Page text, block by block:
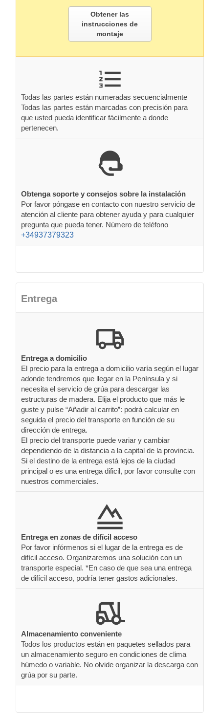
Obtener las
instrucciones de
montaje
Todas las partes están numeradas secuencialmente
Todas las partes están marcadas con precisión para
que usted pueda identificar fácilmente a donde
pertenecen.
Obtenga soporte y consejos sobre la instalación
Por favor póngase en contacto con nuestro servicio de
atención al cliente para obtener ayuda y para cualquier
pregunta que pueda tener. Número de teléfono
+34937379323
Entrega
Entrega a domicilio
El precio para la entrega a domicilio varía según el lugar
adonde tendremos que llegar en la Península y si
necesita el servicio de grúa para descargar las
estructuras de madera. Elija el producto que más le
guste y pulse “Añadir al carrito”: podrá calcular en
seguida el precio del transporte en función de su
dirección de entrega.
El precio del transporte puede variar y cambiar
dependiendo de la distancia a la capital de la provincia.
Si el destino de la entrega está lejos de la ciudad
principal o es una entrega dificil, por favor consulte con
nuestros commerciales.
Entrega en zonas de difícil acceso
Por favor infórmenos si el lugar de la entrega es de
difícil acceso. Organizaremos una solución con un
transporte especial. *En caso de que sea una entrega
de difícil acceso, podría tener gastos adicionales.
Almacenamiento conveniente
Todos los productos están en paquetes sellados para
un almacenamiento seguro en condiciones de clima
húmedo o variable. No olvide organizar la descarga con
grúa por su parte.